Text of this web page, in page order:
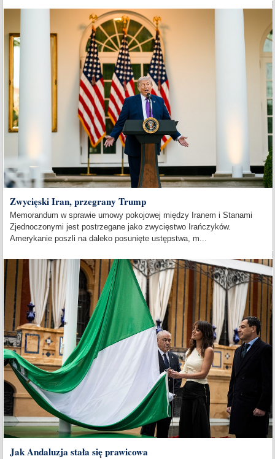
Zwycięski Iran, przegrany Trump
Memorandum w sprawie umowy pokojowej między Iranem i Stanami
Zjednoczonymi jest postrzegane jako zwycięstwo Irańczyków.
Amerykanie poszli na daleko posunięte ustępstwa, m...
Jak Andaluzja stała się prawicowa